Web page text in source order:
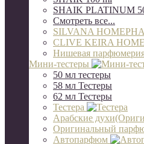
SHAIK PLATINUM
Смотреть все...
SILVANA
CLIVE KEIRA
Нишевая
Мини-тестеры
50 мл тестеры
58 мл Тестеры
62 мл Тестеры
Тестера
Арабские
Оригинальный
Автопарфюм